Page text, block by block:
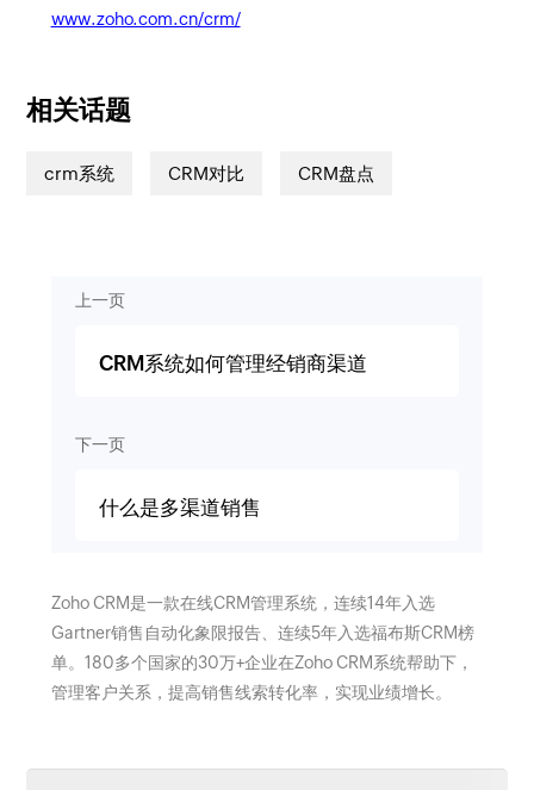
www.zoho.com.cn/crm/
相关话题
crm系统 CRM对比 CRM盘点
上一页
CRM系统如何管理经销商渠道
下一页
什么是多渠道销售
Zoho CRM是一款在线CRM管理系统，连续14年入选
Gartner销售自动化象限报告、连续5年入选福布斯CRM榜
单。180多个国家的30万+企业在Zoho CRM系统帮助下，
管理客户关系，提高销售线索转化率，实现业绩增长。